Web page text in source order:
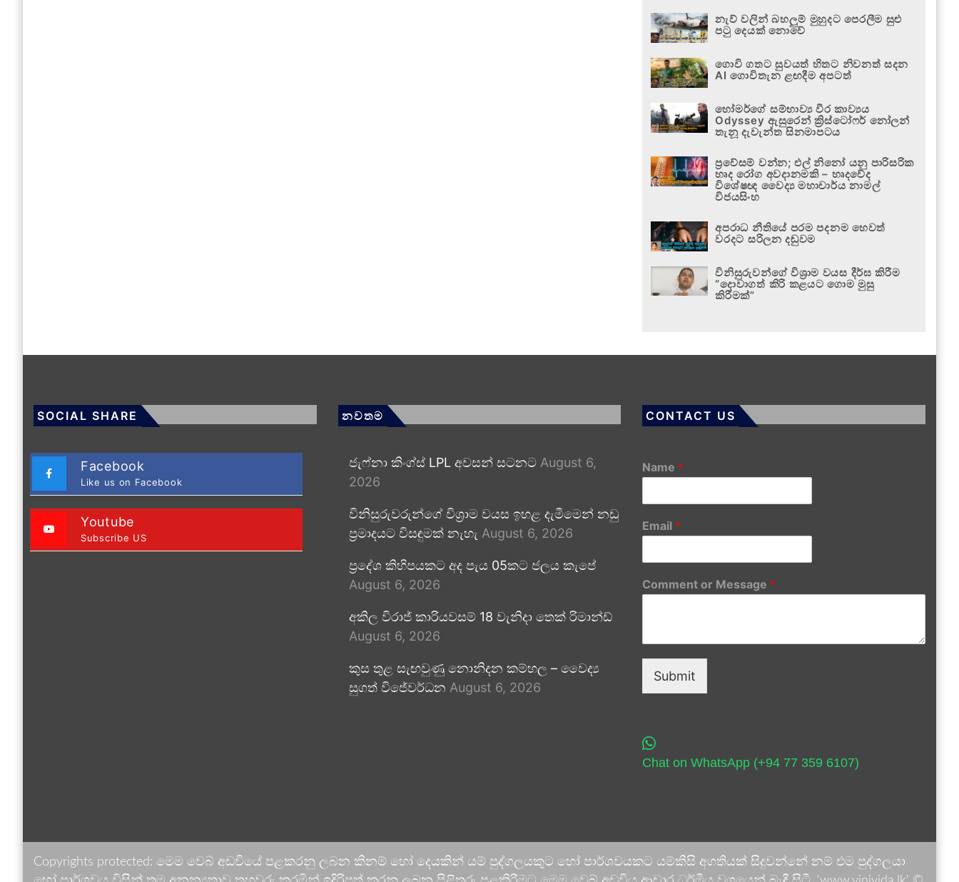
නැව් වලින් බහලුම් මුහුදට පෙරලීම සුළු
පටු දෙයක් නොවේ
ගොවි ගතට සුවයත් හිතට නිවනත් සදන
AI ගොවිතැන ළඟදීම අපටත්
හෝමර්ගේ සම්භාව්‍ය වීර කාව්‍යය
Odyssey ඇසුරෙන් ක්‍රිස්ටෝෆර් නෝලන්
තැනූ දැවැන්ත සිනමාපටය
ප්‍රවේසම් වන්න; එල් නිනෝ යනු පාරිසරික
හෘද රෝග අවදානමකි – හෘදවේද
විශේෂඥ වෛද්‍ය මහාචාර්ය නාමල්
විජයසිංහ
අපරාධ නීතියේ පරම පදනම හෙවත්
වරදට සරිලන දඬුවම
විනිසුරුවන්ගේ විශ්‍රාම වයස දීර්ඝ කිරීම
“දොවාගත් කිරි කළයට ගොම මුසු
කිරීමක්”
SOCIAL SHARE
Facebook
Like us on Facebook
Youtube
Subscribe US
නවතම
ජැෆ්නා කිංග්ස් LPL අවසන් සටනට August 6,
2026
විනිසුරුවරුන්ගේ විශ්‍රාම වයස ඉහළ දැමීමෙන් නඩු
ප්‍රමාදයට විසඳුමක් නැහැ August 6, 2026
ප්‍රදේශ කිහිපයකට අද පැය 05කට ජලය කැපේ
August 6, 2026
අකිල විරාජ් කාරියවසම් 18 වැනිදා තෙක් රිමාන්ඩ්
August 6, 2026
කුස තුළ සැඟවුණු නොනිදන කම්හල – වෛද්‍ය
සුගත් විජේවර්ධන August 6, 2026
CONTACT US
Name *
Email *
Comment or Message *
Submit
Chat on WhatsApp (+94 77 359 6107)
Copyrights protected: මෙම වෙබ් අඩවියේ පළකරනු ලබන කිනම් හෝ දෙයකින් යම් පුද්ගලයකුට හෝ පාර්ශවයකට යම්කිසි අගතියක් සිදුවන්නේ නම් එම පුද්ගලයා